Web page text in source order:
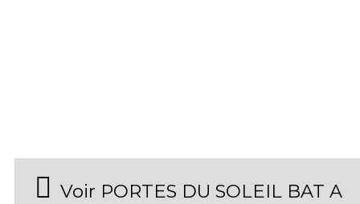
Voir PORTES DU SOLEIL BAT A